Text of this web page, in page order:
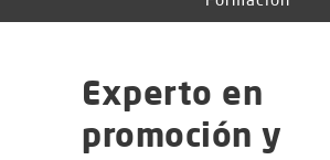
Experto en
promoción y